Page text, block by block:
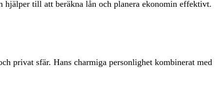
hjälper till att beräkna lån och planera ekonomin effektivt.
privat sfär. Hans charmiga personlighet kombinerat med